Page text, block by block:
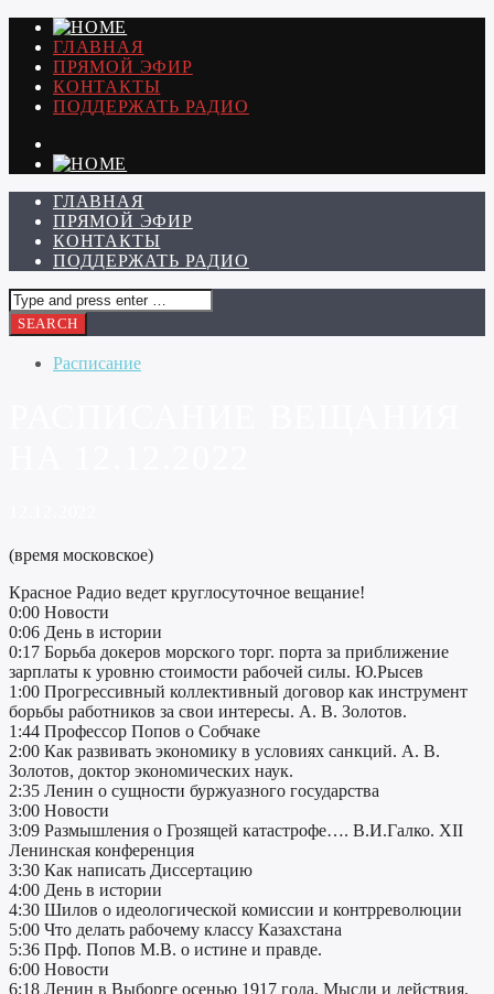
ГЛАВНАЯ
ПРЯМОЙ ЭФИР
КОНТАКТЫ
ПОДДЕРЖАТЬ РАДИО
ГЛАВНАЯ
ПРЯМОЙ ЭФИР
КОНТАКТЫ
ПОДДЕРЖАТЬ РАДИО
Расписание
(время московское)
Красное Радио ведет круглосуточное вещание!
0:00 Новости
0:06 День в истории
0:17 Борьба докеров морского торг. порта за приближение
зарплаты к уровню стоимости рабочей силы. Ю.Рысев
1:00 Прогрессивный коллективный договор как инструмент
борьбы работников за свои интересы. А. В. Золотов.
1:44 Профессор Попов о Собчаке
2:00 Как развивать экономику в условиях санкций. А. В.
Золотов, доктор экономических наук.
2:35 Ленин о сущности буржуазного государства
3:00 Новости
3:09 Размышления о Грозящей катастрофе…. В.И.Галко. XII
Ленинская конференция
3:30 Как написать Диссертацию
4:00 День в истории
4:30 Шилов о идеологической комиссии и контрреволюции
5:00 Что делать рабочему классу Казахстана
5:36 Прф. Попов М.В. о истине и правде.
6:00 Новости
6:18 Ленин в Выборге осенью 1917 года. Мысли и действия.